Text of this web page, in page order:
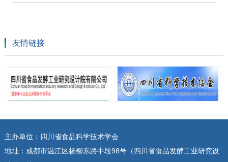
友情链接
主办单位：四川省食品科学技术学会
地址：成都市温江区杨柳东路中段98号（四川省食品发酵工业研究设